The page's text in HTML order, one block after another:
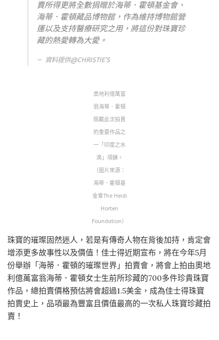
賣所得更將全數捐贈於海蒂．霍頓基金會、
海蒂．霍頓藏品博物館，作為維持博物館營
運以及支持醫療研究之用，將這份對珠寶珍
藏的熱愛轉為大愛。
資料提供@CHRISTIE’S
奧地利億萬富
翁海蒂．霍頓
佩戴此次拍賣
的重要作品之
一「印度之水
滴」項鍊。
（圖片來源：
海蒂．霍頓基
金會The Heidi
Horten
Foundation）
珠寶的璀璨固然迷人，若是有傳奇人物在背後加持，肯定會
增添更多故事性以及價值！佳士得近期宣布，將在今年5月
份舉辦「海蒂．霍頓的璀璨世界」拍賣會，將會上拍由奧地
利億萬富翁海蒂．霍頓女士生前所珍藏的700多件珍貴珠寶
作品，總拍賣價格預估將會超過1.5美金，成為佳士得珠寶
拍賣史上，品項最為豐富且價值最高的一次私人珠寶珍藏拍
賣！